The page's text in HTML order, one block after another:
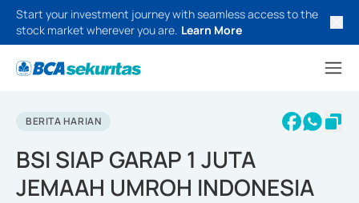
Start your investment journey with seamless access to the
stock market wherever you are. Learn More
BERITA HARIAN
BSI SIAP GARAP 1 JUTA
JEMAAH UMROH INDONESIA